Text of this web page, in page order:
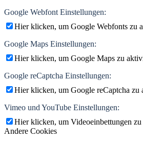
Google Webfont Einstellungen:
Hier klicken, um Google Webfonts zu
Google Maps Einstellungen:
Hier klicken, um Google Maps zu
Google reCaptcha Einstellungen:
Hier klicken, um Google reCaptcha zu
Vimeo und YouTube Einstellungen:
Hier klicken, um Videoeinbettungen
Andere Cookies